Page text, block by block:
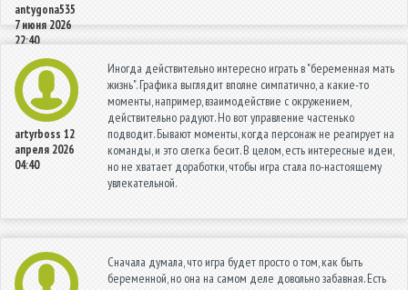
antygona535
7 июня 2026
22:40
artyrboss 12
апреля 2026
04:40
Иногда действительно интересно играть в "беременная мать
жизнь". Графика выглядит вполне симпатично, а какие-то
моменты, например, взаимодействие с окружением,
действительно радуют. Но вот управление частенько
подводит. Бывают моменты, когда персонаж не реагирует на
команды, и это слегка бесит. В целом, есть интересные идеи,
но не хватает доработки, чтобы игра стала по-настоящему
увлекательной.
Сначала думала, что игра будет просто о том, как быть
беременной, но она на самом деле довольно забавная. Есть